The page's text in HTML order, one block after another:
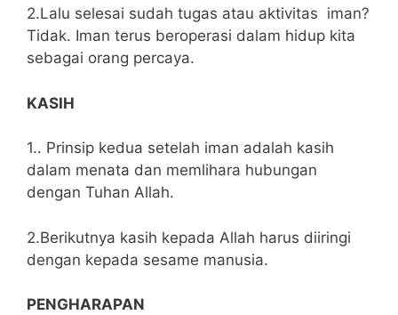
2.Lalu selesai sudah tugas atau aktivitas iman?
Tidak. Iman terus beroperasi dalam hidup kita
sebagai orang percaya.
KASIH
1.. Prinsip kedua setelah iman adalah kasih
dalam menata dan memlihara hubungan
dengan Tuhan Allah.
2.Berikutnya kasih kepada Allah harus diiringi
dengan kepada sesame manusia.
PENGHARAPAN